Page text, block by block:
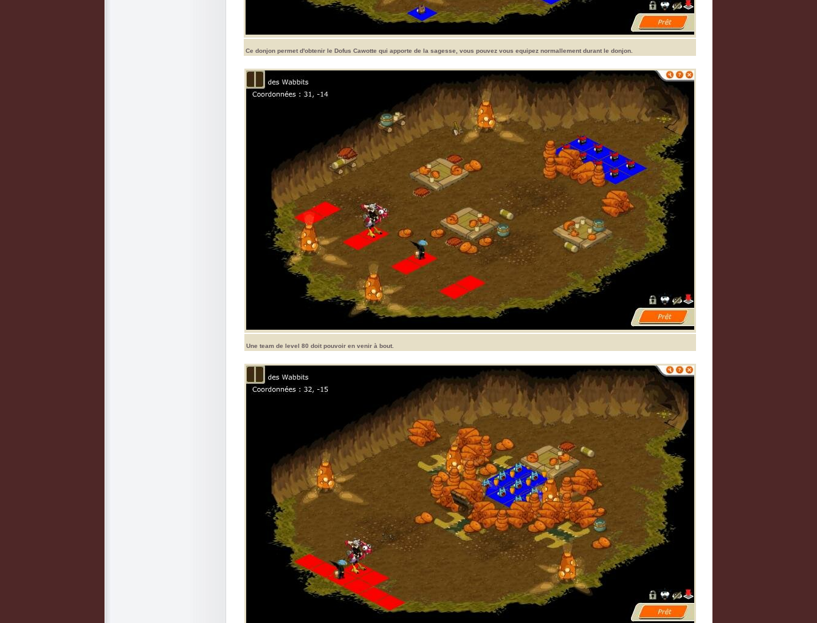
Ce donjon permet d'obtenir le Dofus Cawotte qui apporte de la sagesse, vous pouvez vous equipez normallement durant le donjon.
Une team de level 80 doit pouvoir en venir à bout.